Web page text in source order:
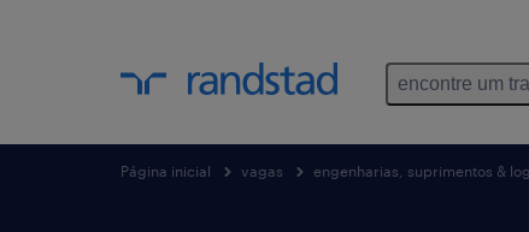
encontre um
Página inicial vagas engenharias, suprimentos &